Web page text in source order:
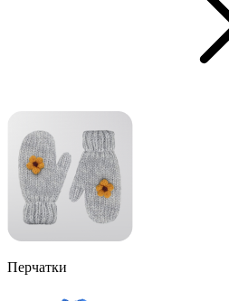
Перчатки